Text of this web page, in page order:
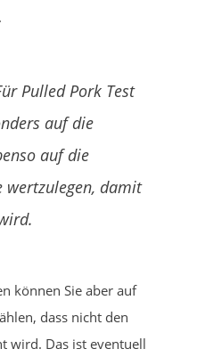
Pulled Pork Test
auf die
auf die
wertzulegen, damit
können Sie aber auf
dass nicht den
wird. Das ist eventuell